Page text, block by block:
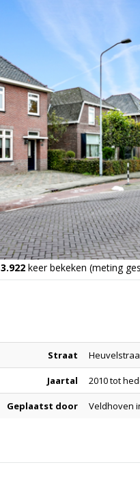
3.922keer bekeken (meting
Straat
Jaartal 2010 tot
Geplaatst door Veldhoven